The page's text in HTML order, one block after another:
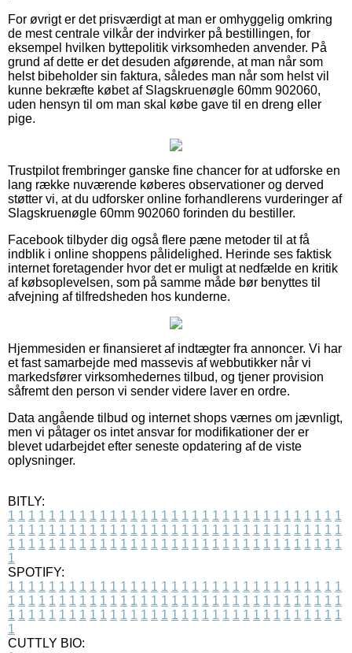
For øvrigt er det prisværdigt at man er omhyggelig omkring
de mest centrale vilkår der indvirker på bestillingen, for
eksempel hvilken byttepolitik virksomheden anvender. På
grund af dette er det desuden afgørende, at man når som
helst bibeholder sin faktura, således man når som helst vil
kunne bekræfte købet af Slagskruenøgle 60mm 902060,
uden hensyn til om man skal købe gave til en dreng eller
pige.
Trustpilot frembringer ganske fine chancer for at udforske en
lang række nuværende køberes observationer og derved
støtter vi, at du udforsker online forhandlerens vurderinger af
Slagskruenøgle 60mm 902060 forinden du bestiller.
Facebook tilbyder dig også flere pæne metoder til at få
indblik i online shoppens pålidelighed. Herinde ses faktisk
internet foretagender hvor det er muligt at nedfælde en kritik
af købsoplevelsen, som på samme måde bør benyttes til
afvejning af tilfredsheden hos kunderne.
Hjemmesiden er finansieret af indtægter fra annoncer. Vi har
et fast samarbejde med massevis af webbutikker når vi
markedsfører virksomhedernes tilbud, og tjener provision
såfremt den person vi sender videre laver en ordre.
Data angående tilbud og internet shops værnes om jævnligt,
men vi påtager os intet ansvar for modifikationer der er
blevet udarbejdet efter seneste opdatering af de viste
oplysninger.
BITLY:
1 1 1 1 1 1 1 1 1 1 1 1 1 1 1 1 1 1 1 1 1 1 1 1 1 1 1 1 1 1 1 1 1
1 1 1 1 1 1 1 1 1 1 1 1 1 1 1 1 1 1 1 1 1 1 1 1 1 1 1 1 1 1 1 1 1
1 1 1 1 1 1 1 1 1 1 1 1 1 1 1 1 1 1 1 1 1 1 1 1 1 1 1 1 1 1 1 1 1
1
SPOTIFY:
1 1 1 1 1 1 1 1 1 1 1 1 1 1 1 1 1 1 1 1 1 1 1 1 1 1 1 1 1 1 1 1 1
1 1 1 1 1 1 1 1 1 1 1 1 1 1 1 1 1 1 1 1 1 1 1 1 1 1 1 1 1 1 1 1 1
1 1 1 1 1 1 1 1 1 1 1 1 1 1 1 1 1 1 1 1 1 1 1 1 1 1 1 1 1 1 1 1 1
1
CUTTLY BIO: